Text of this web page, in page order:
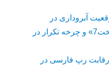
آبروداری در
خواستگاری: شباهت با «پایتخت7» و چرخه تکرار در
رپ فارسی در